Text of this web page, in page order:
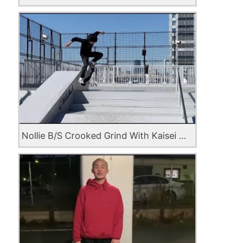
Nollie B/S Crooked Grind With Kaisei Honda